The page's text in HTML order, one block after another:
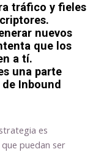
tráfico y fieles
nuevos
que los
a tí.
una parte
Inbound
es
puedan ser